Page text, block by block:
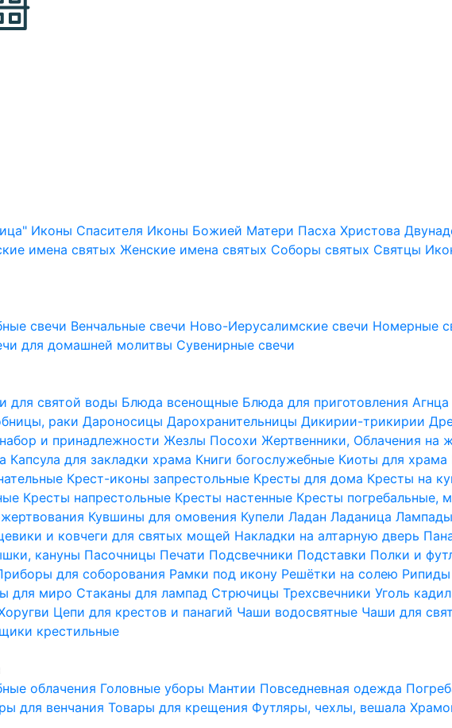
Иконы Спасителя Иконы Божией Матери Пасха Христова
имена святыхЖенские имена святых Соборы святых Святцы
свечи Венчальные свечи Ново-Иерусалимские свечи Номерные
для домашней молитвы Сувенирные свечи
для святой воды Блюда всенощные Блюда для приготовления Агнца
ракиДароносицыДарохранительницыДикирии-трикирии
и принадлежностиЖезлы ПосохиЖертвенники, Облачения на
Капсула для закладки храма Книги богослужебные Киоты для храма
Крест-иконы запрестольные Кресты для дома Кресты на
Кресты напрестольные Кресты настенные Кресты погребальные,
Кувшины для омовения КупелиЛаданЛаданица
и ковчеги для святых мощей Накладки на алтарную дверь
кануны Пасочницы Печати Подсвечники Подставки Полки и
для соборования Рамки под икону Решётки на солею Рипиды
для миро Стаканы для лампад СтрючицыТрехсвечникиУголь
Цепи для крестов и панагий Чаши водосвятные Чаши для
крестильные
облачения Головные уборы Мантии Повседневная одежда
для венчанияТовары для крещения Футляры, чехлы, вешала